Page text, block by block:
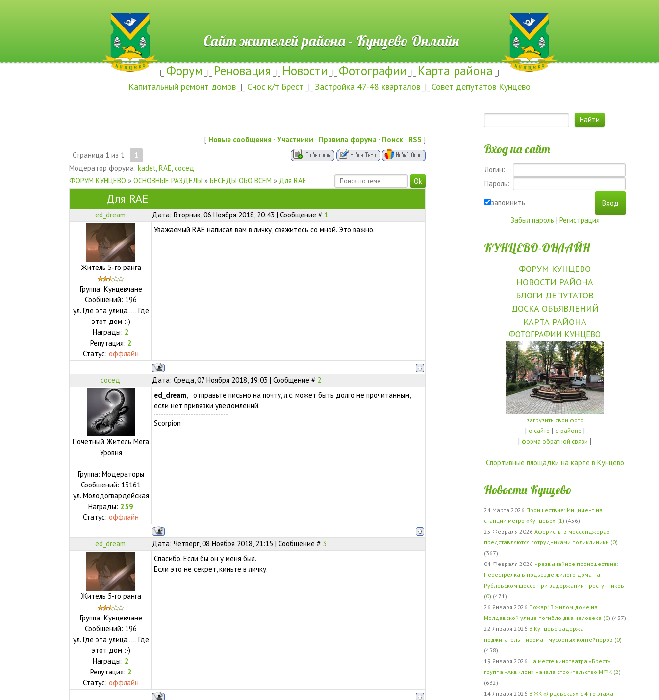
Сайт жителей района - Кунцево Онлайн
|_ Форум _|_ Реновация _|_ Новости _|_ Фотографии _|_ Карта района _|
Капитальный ремонт домов _|_ Снос к/т Брест _|_ Застройка 47-48 кварталов _|_ Совет депутатов Кунцево
[ Новые сообщения · Участники · Правила форума · Поиск · RSS ]
Страница 1 из 1
1
Модератор форума: kadet RAE сосед
ФОРУМ КУНЦЕВО » ОСНОВНЫЕ РАЗДЕЛЫ » БЕСЕДЫ ОБО ВСЁМ » Для RAE
Для RAE
ed_dream Дата: Вторник, 06 Ноября 2018, 20:43 | Сообщение # 1
Житель 5-го ранга
Группа: Кунцевчане
Сообщений: 196
ул. Где эта улица..... Где
этот дом :-)
Награды: 2
Репутация: 2
Статус:оффлайн
Уважаемый RAE написал вам в личку, свяжитесь со мной. Это важно.
сосед Дата: Среда, 07 Ноября 2018, 19:03 | Сообщение # 2
Почетный Житель Мега
Уровня
Группа: Модераторы
Сообщений: 13161
ул. Молодогвардейская
Награды: 259
Статус:оффлайн
ed_dream , отправьте письмо на почту, л.с. может быть долго не прочитанным,
если нет привязки уведомлений.
Scorpion
ed_dream Дата: Четверг, 08 Ноября 2018, 21:15 | Сообщение # 3
Житель 5-го ранга
Группа: Кунцевчане
Сообщений: 196
ул. Где эта улица..... Где
этот дом :-)
Награды: 2
Репутация: 2
Статус:оффлайн
Спасибо. Если бы он у меня был.
Если это не секрет, киньте в личку.
Вход на сайт
Логин:
Пароль:
запомнить
Забыл пароль | Регистрация
КУНЦЕВО-ОНЛАЙН
ФОРУМ КУНЦЕВО
НОВОСТИ РАЙОНА
БЛОГИ ДЕПУТАТОВ
ДОСКА ОБЪЯВЛЕНИЙ
КАРТА РАЙОНА
ФОТОГРАФИИ КУНЦЕВО
загрузить свои фото
| о сайте | о районе |
|форма обратной связи |
Спортивные площадки на карте в Кунцево
Новости Кунцево
24 Марта 2026 Проишествие: Инцидент на
станции метро «Кунцево» (1) (456)
25 Февраля 2026 Аферисты в мессенджерах
представляются сотрудниками поликлиники (0)
(367)
04 Февраля 2026 Чрезвычайное происшествие:
Перестрелка в подъезде жилого дома на
Рублевском шоссе при задержании преступников
(0) (471)
26 Января 2026 Пожар: В жилом доме на
Молдавской улице погибло два человека (0) (437)
22 Января 2026 В Кунцеве задержан
поджигатель-пироман мусорных контейнеров (0)
(458)
19 Января 2026 На месте кинотеатра «Брест»
группа «Аквилон» начала строительство МФК (2)
(632)
14 Января 2026 В ЖК «Ярцевская» с 4-го этажа